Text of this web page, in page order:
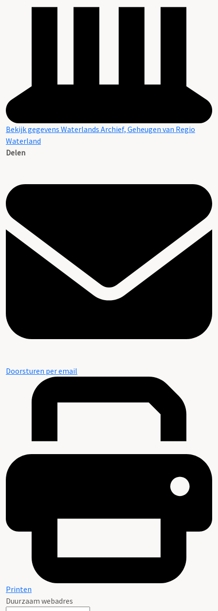
Bekijk gegevens Waterlands Archief, Geheugen van Regio
Waterland
Delen
Doorsturen per email
Printen
Duurzaam webadres